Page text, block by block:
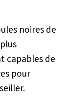
noires de
capables de
pour